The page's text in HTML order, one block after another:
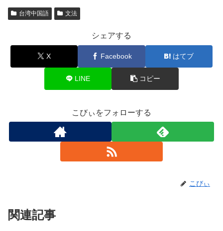
台湾中国語 文法
シェアする
X Facebook はてブ
LINE コピー
こびぃをフォローする
こびぃ
関連記事